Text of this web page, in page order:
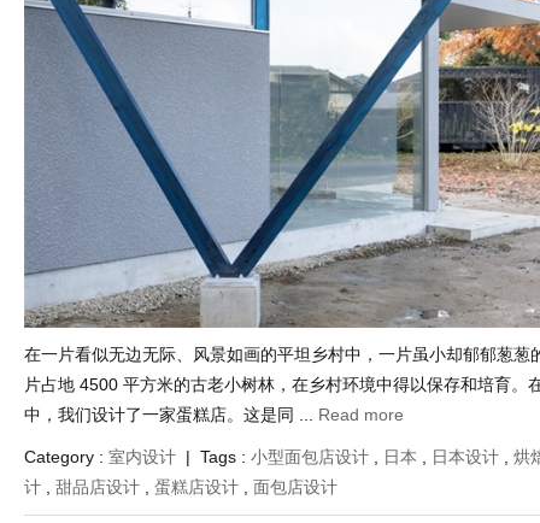
在一片看似无边无际、风景如画的平坦乡村中，一片虽小却郁郁葱葱
片占地 4500 平方米的古老小树林，在乡村环境中得以保存和培育。
中，我们设计了一家蛋糕店。这是同 ... Read more
Category : 室内设计 | Tags : 小型面包店设计 日本 日本设计
烘
计
甜品店设计 蛋糕店设计 面包店设计